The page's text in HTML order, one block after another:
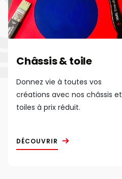
Châssis & toile
Donnez vie à toutes vos
créations avec nos châssis et
toiles à prix réduit.
DÉCOUVRIR